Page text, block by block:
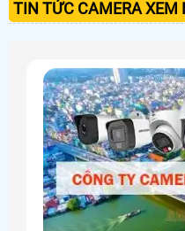
TIN TỨC CAMERA XEM